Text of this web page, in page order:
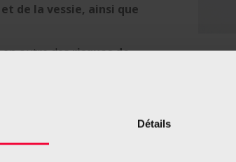
Détails
de la vessie, ainsi que
en outre desrisques de
cardiaque ou
artérielle (HTA). Il
peut être associée à